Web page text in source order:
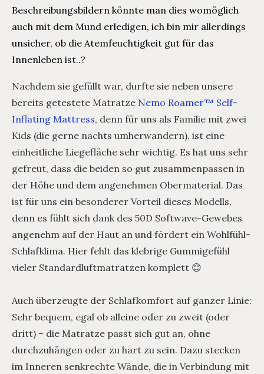
Beschreibungsbildern könnte man dies womöglich
auch mit dem Mund erledigen, ich bin mir allerdings
unsicher, ob die Atemfeuchtigkeit gut für das
Innenleben ist..?
Nachdem sie gefüllt war, durfte sie neben unsere
bereits getestete Matratze Nemo Roamer™ Self-
Inflating Mattress, denn für uns als Familie mit zwei
Kids (die gerne nachts umherwandern), ist eine
einheitliche Liegefläche sehr wichtig. Es hat uns sehr
gefreut, dass die beiden so gut zusammenpassen in
der Höhe und dem angenehmen Obermaterial. Das
ist für uns ein besonderer Vorteil dieses Modells,
denn es fühlt sich dank des 50D Softwave-Gewebes
angenehm auf der Haut an und fördert ein Wohlfühl-
Schlafklima. Hier fehlt das klebrige Gummigefühl
vieler Standardluftmatratzen komplett 😊
Auch überzeugte der Schlafkomfort auf ganzer Linie:
Sehr bequem, egal ob alleine oder zu zweit (oder
dritt) – die Matratze passt sich gut an, ohne
durchzuhängen oder zu hart zu sein. Dazu stecken
im Inneren senkrechte Wände, die in Verbindung mit